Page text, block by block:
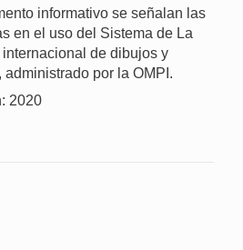
informativo se señalan las
en el uso del Sistema de La
de dibujos y
por la OMPI.
2020